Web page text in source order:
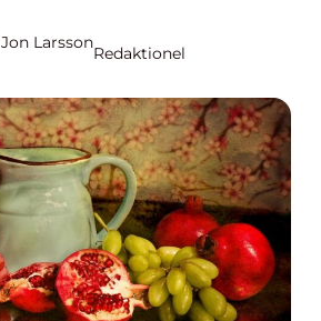
Jon Larsson
Redaktionel